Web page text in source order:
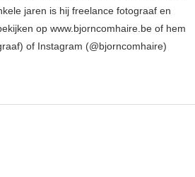
jaren is hij freelance fotograaf en
op www.bjorncomhaire.be of hem
of Instagram (@bjorncomhaire)